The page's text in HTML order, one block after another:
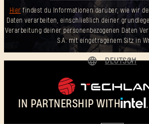
Hier findest du Informationen darüber, wie wir
Daten verarbeiten, einschließlich deiner
Verarbeitung deiner personenbezogenen Daten
S.A. mit eingetragenem Sitz in
IN PARTNERSHIP WITH
DEUTSCH